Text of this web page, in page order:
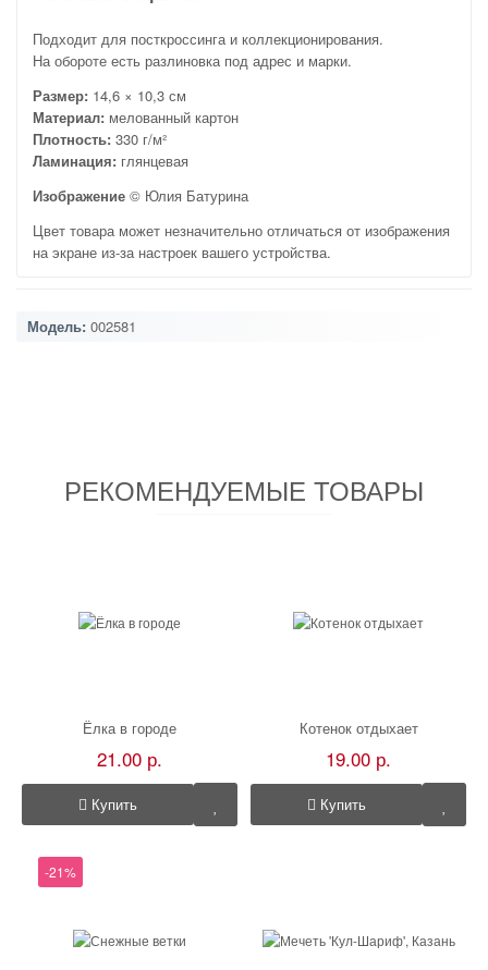
Подходит для посткроссинга и коллекционирования.
На обороте есть разлиновка под адрес и марки.
Размер: 14,6 × 10,3 см
Материал: мелованный картон
Плотность: 330 г/м²
Ламинация: глянцевая
Изображение © Юлия Батурина
Цвет товара может незначительно отличаться от изображения
на экране из-за настроек вашего устройства.
Модель: 002581
РЕКОМЕНДУЕМЫЕ ТОВАРЫ
Ёлка в городе
21.00 р.
Купить
Котенок отдыхает
19.00 р.
Купить
-21%